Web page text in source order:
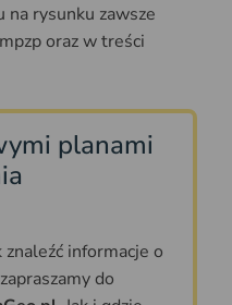
na rysunku zawsze
oraz w treści
planami
informacje o
do